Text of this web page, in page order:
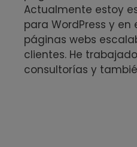
Actualmente estoy
para WordPress y en
páginas webs
clientes. He
consultorías y